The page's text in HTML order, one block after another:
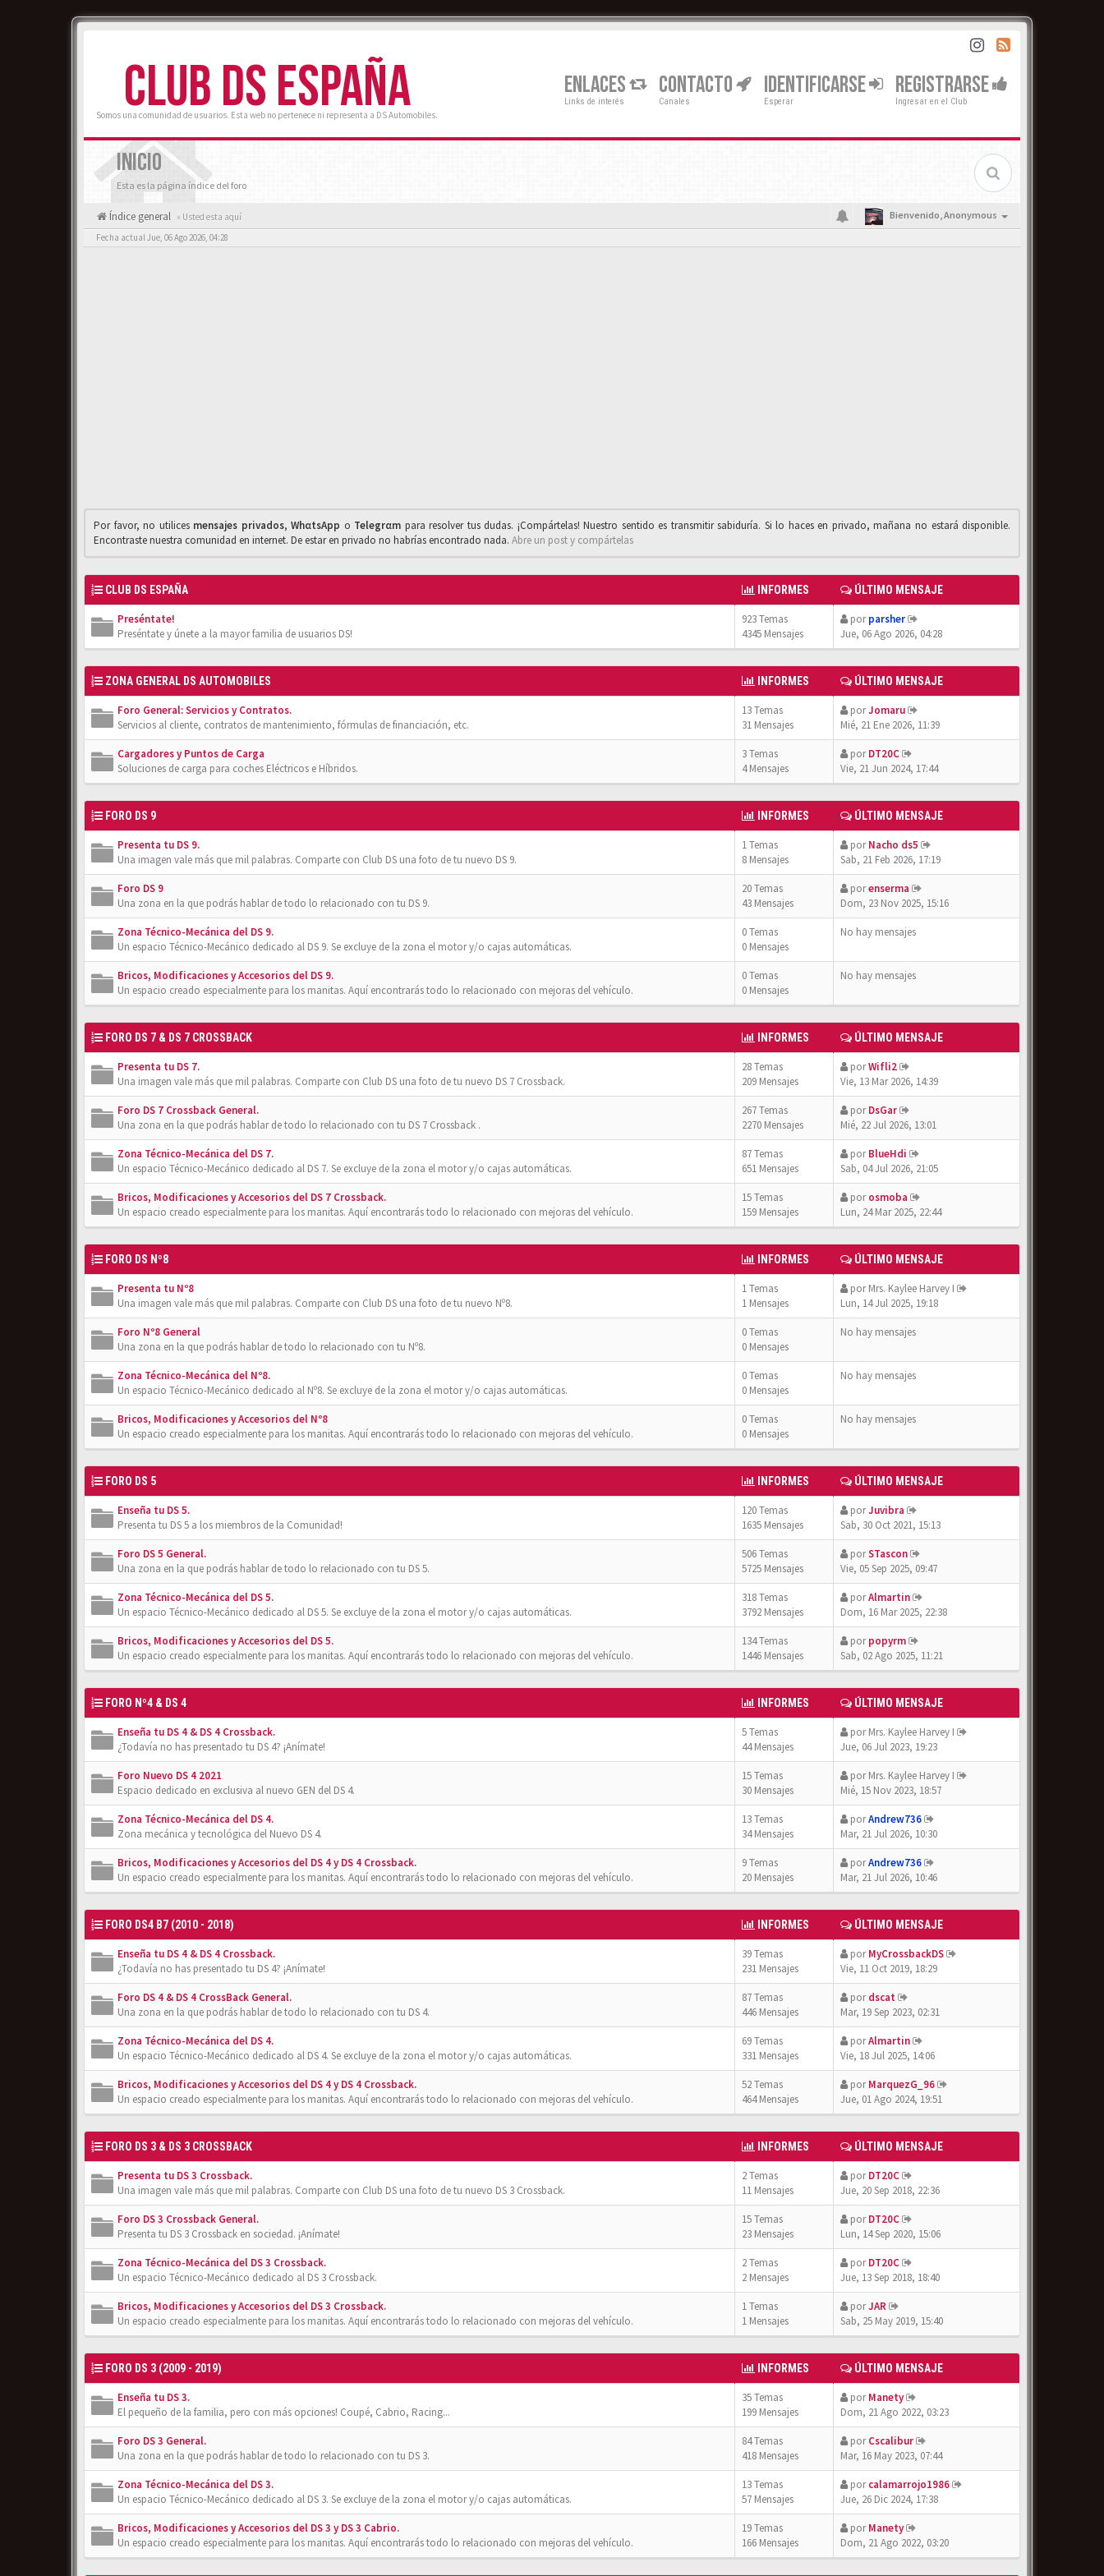
CLUB DS ESPAÑA
Somos una comunidad de usuarios. Esta web no pertenece ni representa a DS Automobiles.
ENLACES
Links de interés
CONTACTO
Canales
IDENTIFICARSE
Esperar
REGISTRARSE
Ingresar en el Club
INICIO
Esta es la página índice del foro
Índice general « Usted esta aquí Bienvenido,Anonymous
Fecha actual Jue, 06 Ago 2026, 04:28
Por favor, no utilices mensajes privados,WhαtsApp o Telegrαm para resolver tus dudas. ¡Compártelas! Nuestro sentido es transmitir sabiduría. Si lo haces en privado, mañana no estará disponible.
Encontraste nuestra comunidad en internet. De estar en privado no habrías encontrado nada. Abre un post y compártelas
CLUB DS ESPAÑA INFORMES ÚLTIMO MENSAJE
Preséntate!
Preséntate y únete a la mayor familia de usuarios DS!
923 Temas
4345 Mensajes
porparsher
Jue, 06 Ago 2026, 04:28
ZONA GENERAL DS AUTOMOBILES INFORMES ÚLTIMO MENSAJE
Foro General: Servicios y Contratos.
Servicios al cliente, contratos de mantenimiento, fórmulas de financiación, etc.
13 Temas
31 Mensajes
porJomaru
Mié, 21 Ene 2026, 11:39
Cargadores y Puntos de Carga
Soluciones de carga para coches Eléctricos e Híbridos.
3 Temas
4 Mensajes
porDT20C
Vie, 21 Jun 2024, 17:44
FORO DS 9 INFORMES ÚLTIMO MENSAJE
Presenta tu DS 9.
Una imagen vale más que mil palabras. Comparte con Club DS una foto de tu nuevo DS 9.
1 Temas
8 Mensajes
porNacho ds5
Sab, 21 Feb 2026, 17:19
Foro DS 9
Una zona en la que podrás hablar de todo lo relacionado con tu DS 9.
20 Temas
43 Mensajes
porenserma
Dom, 23 Nov 2025, 15:16
Zona Técnico-Mecánica del DS 9.
Un espacio Técnico-Mecánico dedicado al DS 9. Se excluye de la zona el motor y/o cajas automáticas.
0 Temas
0 Mensajes
No hay mensajes
Bricos, Modificaciones y Accesorios del DS 9.
Un espacio creado especialmente para los manitas. Aquí encontrarás todo lo relacionado con mejoras del vehículo.
0 Temas
0 Mensajes
No hay mensajes
FORO DS 7 & DS 7 CROSSBACK INFORMES ÚLTIMO MENSAJE
Presenta tu DS 7.
Una imagen vale más que mil palabras. Comparte con Club DS una foto de tu nuevo DS 7 Crossback.
28 Temas
209 Mensajes
porWifli2
Vie, 13 Mar 2026, 14:39
Foro DS 7 Crossback General.
Una zona en la que podrás hablar de todo lo relacionado con tu DS 7 Crossback .
267 Temas
2270 Mensajes
porDsGar
Mié, 22 Jul 2026, 13:01
Zona Técnico-Mecánica del DS 7.
Un espacio Técnico-Mecánico dedicado al DS 7. Se excluye de la zona el motor y/o cajas automáticas.
87 Temas
651 Mensajes
porBlueHdi
Sab, 04 Jul 2026, 21:05
Bricos, Modificaciones y Accesorios del DS 7 Crossback.
Un espacio creado especialmente para los manitas. Aquí encontrarás todo lo relacionado con mejoras del vehículo.
15 Temas
159 Mensajes
porosmoba
Lun, 24 Mar 2025, 22:44
FORO DS Nº8 INFORMES ÚLTIMO MENSAJE
Presenta tu Nº8
Una imagen vale más que mil palabras. Comparte con Club DS una foto de tu nuevo Nº8.
1 Temas
1 Mensajes
porMrs. Kaylee Harvey I
Lun, 14 Jul 2025, 19:18
Foro Nº8 General
Una zona en la que podrás hablar de todo lo relacionado con tu Nº8.
0 Temas
0 Mensajes
No hay mensajes
Zona Técnico-Mecánica del Nº8.
Un espacio Técnico-Mecánico dedicado al Nº8. Se excluye de la zona el motor y/o cajas automáticas.
0 Temas
0 Mensajes
No hay mensajes
Bricos, Modificaciones y Accesorios del Nº8
Un espacio creado especialmente para los manitas. Aquí encontrarás todo lo relacionado con mejoras del vehículo.
0 Temas
0 Mensajes
No hay mensajes
FORO DS 5 INFORMES ÚLTIMO MENSAJE
Enseña tu DS 5.
Presenta tu DS 5 a los miembros de la Comunidad!
120 Temas
1635 Mensajes
porJuvibra
Sab, 30 Oct 2021, 15:13
Foro DS 5 General.
Una zona en la que podrás hablar de todo lo relacionado con tu DS 5.
506 Temas
5725 Mensajes
porSTascon
Vie, 05 Sep 2025, 09:47
Zona Técnico-Mecánica del DS 5.
Un espacio Técnico-Mecánico dedicado al DS 5. Se excluye de la zona el motor y/o cajas automáticas.
318 Temas
3792 Mensajes
porAlmartin
Dom, 16 Mar 2025, 22:38
Bricos, Modificaciones y Accesorios del DS 5.
Un espacio creado especialmente para los manitas. Aquí encontrarás todo lo relacionado con mejoras del vehículo.
134 Temas
1446 Mensajes
porpopyrm
Sab, 02 Ago 2025, 11:21
FORO Nº4 & DS 4 INFORMES ÚLTIMO MENSAJE
Enseña tu DS 4 & DS 4 Crossback.
¿Todavía no has presentado tu DS 4? ¡Anímate!
5 Temas
44 Mensajes
porMrs. Kaylee Harvey I
Jue, 06 Jul 2023, 19:23
Foro Nuevo DS 4 2021
Espacio dedicado en exclusiva al nuevo GEN del DS 4.
15 Temas
30 Mensajes
porMrs. Kaylee Harvey I
Mié, 15 Nov 2023, 18:57
Zona Técnico-Mecánica del DS 4.
Zona mecánica y tecnológica del Nuevo DS 4.
13 Temas
34 Mensajes
porAndrew736
Mar, 21 Jul 2026, 10:30
Bricos, Modificaciones y Accesorios del DS 4 y DS 4 Crossback.
Un espacio creado especialmente para los manitas. Aquí encontrarás todo lo relacionado con mejoras del vehículo.
9 Temas
20 Mensajes
porAndrew736
Mar, 21 Jul 2026, 10:46
FORO DS4 B7 (2010 - 2018) INFORMES ÚLTIMO MENSAJE
Enseña tu DS 4 & DS 4 Crossback.
¿Todavía no has presentado tu DS 4? ¡Anímate!
39 Temas
231 Mensajes
porMyCrossbackDS
Vie, 11 Oct 2019, 18:29
Foro DS 4 & DS 4 CrossBack General.
Una zona en la que podrás hablar de todo lo relacionado con tu DS 4.
87 Temas
446 Mensajes
pordscat
Mar, 19 Sep 2023, 02:31
Zona Técnico-Mecánica del DS 4.
Un espacio Técnico-Mecánico dedicado al DS 4. Se excluye de la zona el motor y/o cajas automáticas.
69 Temas
331 Mensajes
porAlmartin
Vie, 18 Jul 2025, 14:06
Bricos, Modificaciones y Accesorios del DS 4 y DS 4 Crossback.
Un espacio creado especialmente para los manitas. Aquí encontrarás todo lo relacionado con mejoras del vehículo.
52 Temas
464 Mensajes
porMarquezG_96
Jue, 01 Ago 2024, 19:51
FORO DS 3 & DS 3 CROSSBACK INFORMES ÚLTIMO MENSAJE
Presenta tu DS 3 Crossback.
Una imagen vale más que mil palabras. Comparte con Club DS una foto de tu nuevo DS 3 Crossback.
2 Temas
11 Mensajes
porDT20C
Jue, 20 Sep 2018, 22:36
Foro DS 3 Crossback General.
Presenta tu DS 3 Crossback en sociedad. ¡Anímate!
15 Temas
23 Mensajes
porDT20C
Lun, 14 Sep 2020, 15:06
Zona Técnico-Mecánica del DS 3 Crossback.
Un espacio Técnico-Mecánico dedicado al DS 3 Crossback.
2 Temas
2 Mensajes
porDT20C
Jue, 13 Sep 2018, 18:40
Bricos, Modificaciones y Accesorios del DS 3 Crossback.
Un espacio creado especialmente para los manitas. Aquí encontrarás todo lo relacionado con mejoras del vehículo.
1 Temas
1 Mensajes
porJAR
Sab, 25 May 2019, 15:40
FORO DS 3 (2009 - 2019) INFORMES ÚLTIMO MENSAJE
Enseña tu DS 3.
El pequeño de la familia, pero con más opciones! Coupé, Cabrio, Racing...
35 Temas
199 Mensajes
porManety
Dom, 21 Ago 2022, 03:23
Foro DS 3 General.
Una zona en la que podrás hablar de todo lo relacionado con tu DS 3.
84 Temas
418 Mensajes
porCscalibur
Mar, 16 May 2023, 07:44
Zona Técnico-Mecánica del DS 3.
Un espacio Técnico-Mecánico dedicado al DS 3. Se excluye de la zona el motor y/o cajas automáticas.
13 Temas
57 Mensajes
porcalamarrojo1986
Jue, 26 Dic 2024, 17:38
Bricos, Modificaciones y Accesorios del DS 3 y DS 3 Cabrio.
Un espacio creado especialmente para los manitas. Aquí encontrarás todo lo relacionado con mejoras del vehículo.
19 Temas
166 Mensajes
porManety
Dom, 21 Ago 2022, 03:20